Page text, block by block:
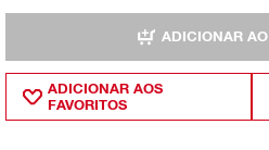
ADICIONAR
ADICIONAR AOS
FAVORITOS